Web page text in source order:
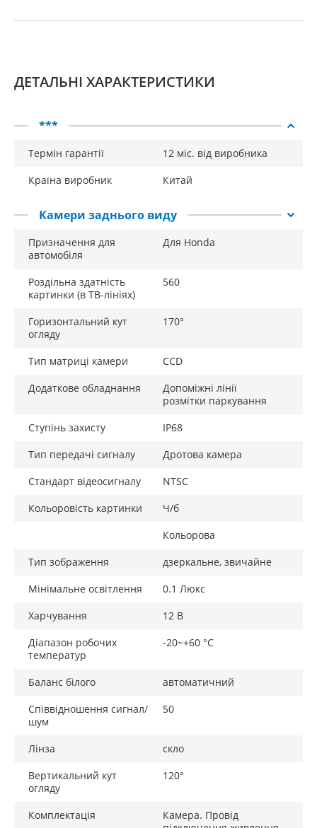
ДЕТАЛЬНІ ХАРАКТЕРИСТИКИ
***
Термін гарантії
12 міс. від виробника
Країна виробник
Китай
Камери заднього виду
Призначення для
автомобіля
Для Honda
Роздільна здатність
картинки (в ТВ-лініях)
560
Горизонтальний кут
огляду
170°
Тип матриці камери
CCD
Додаткове обладнання
Допоміжні лінії
розмітки паркування
Ступінь захисту
IP68
Тип передачі сигналу
Дротова камера
Стандарт відеосигналу
NTSC
Кольоровість картинки
Ч/б
Кольорова
Тип зображення
дзеркальне, звичайне
Мінімальне освітлення
0.1 Люкс
Харчування
12 В
Діапазон робочих
температур
-20~+60 °C
Баланс білого
автоматичний
Співвідношення сигнал/
шум
50
Лінза
скло
Вертикальний кут
огляду
120°
Комплектація
Камера. Провід